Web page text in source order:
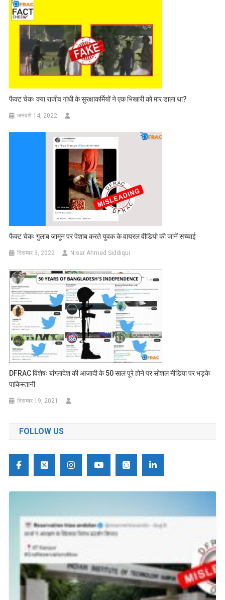
फैक्ट चेकः क्या राजीव गांधी के सुरक्षाकर्मियों ने एक भिखारी को मार डाला था?
जनवरी 14, 2022
फैक्ट चेकः गुलाब जामून पर पेशाब करते युवक के वायरल वीडियो की जानें सच्चाई
दिसम्बर 3, 2022 Nisar Ahmed Siddiqui
DFRAC विशेषः बांग्लादेश की आजादी के 50 साल पूरे होने पर सोशल मीडिया पर भड़के
पाकिस्तानी
दिसम्बर 19, 2021
FOLLOW US